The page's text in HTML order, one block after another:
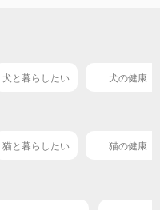
犬と暮らしたい 犬の健康
猫と暮らしたい 猫の健康